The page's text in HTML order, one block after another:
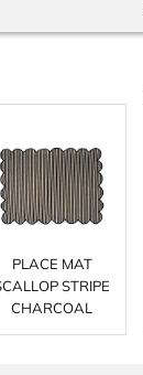
PLACE MAT
STRIPE
CHARCOAL